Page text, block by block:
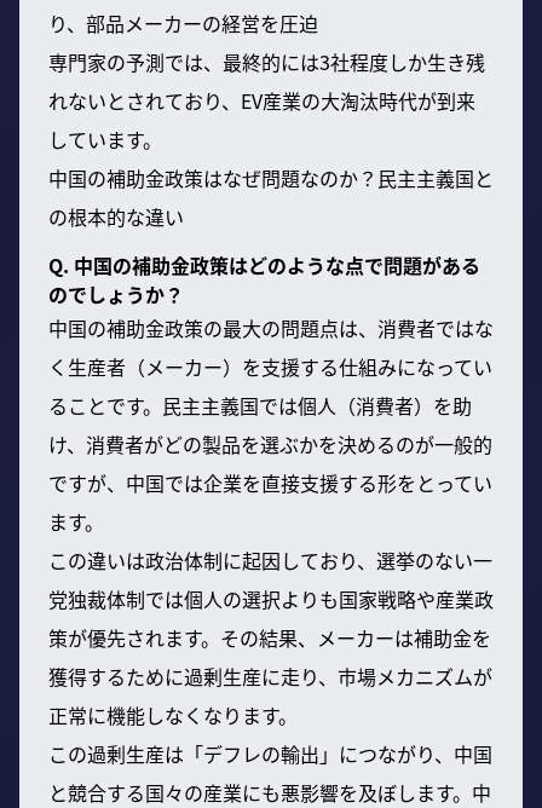
り、部品メーカーの経営を圧迫
専門家の予測では、最終的には3社程度しか生き残
れないとされており、EV産業の大淘汰時代が到来
しています。
中国の補助金政策はなぜ問題なのか？民主主義国と
の根本的な違い
Q. 中国の補助金政策はどのような点で問題がある
のでしょうか？
中国の補助金政策の最大の問題点は、消費者ではな
く生産者（メーカー）を支援する仕組みになってい
ることです。民主主義国では個人（消費者）を助
け、消費者がどの製品を選ぶかを決めるのが一般的
ですが、中国では企業を直接支援する形をとってい
ます。
この違いは政治体制に起因しており、選挙のない一
党独裁体制では個人の選択よりも国家戦略や産業政
策が優先されます。その結果、メーカーは補助金を
獲得するために過剰生産に走り、市場メカニズムが
正常に機能しなくなります。
この過剰生産は「デフレの輸出」につながり、中国
と競合する国々の産業にも悪影響を及ぼします。中